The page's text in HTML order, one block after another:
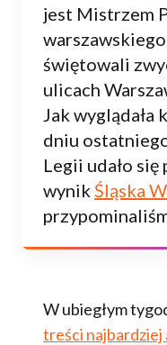
jest Mistrzem
świętowali
ulicach
Jak wyglądała
dniu
Legii udało
wynik Śląska
W ubiegłym
treści najbardziej